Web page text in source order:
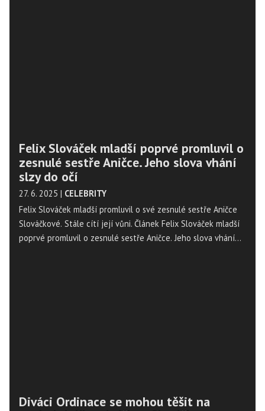
Felix Slováček mladší poprvé promluvil o
zesnulé sestře Aničce. Jeho slova vhání
slzy do očí
27. 6. 2025 | CELEBRITY
Felix Slováček mladší promluvil o své zesnulé sestře Aničce
Slováčkové. Stále cítí její vůni. Článek Felix Slováček mladší
poprvé promluvil o zesnulé sestře Aničce. Jeho slova vhání
Diváci Ordinace se mohou těšit na